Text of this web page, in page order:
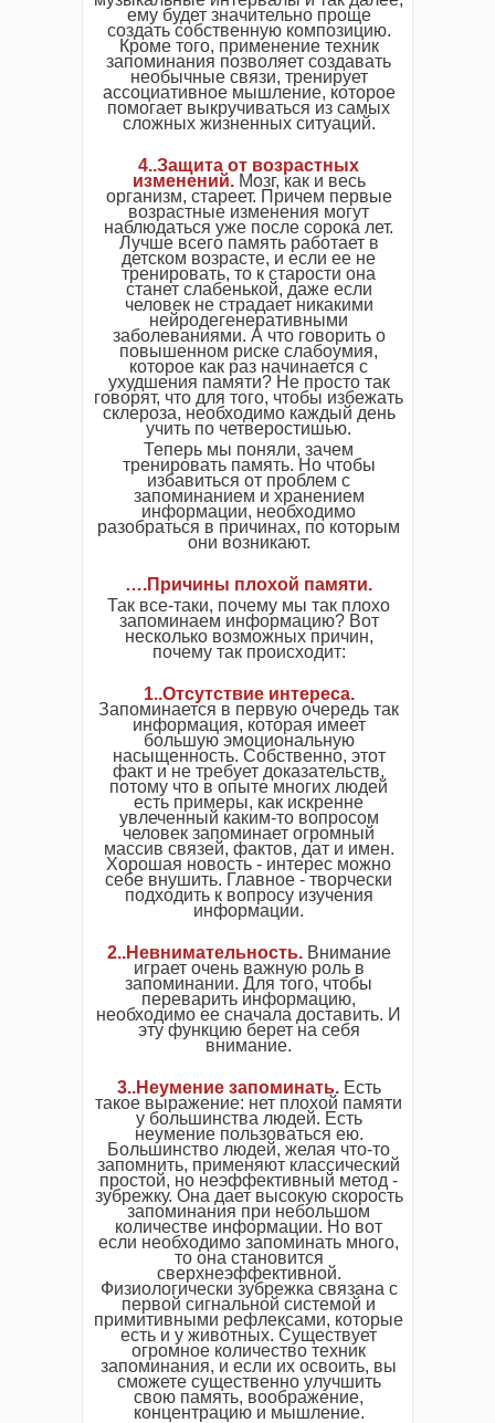
ему будет значительно проще
создать собственную композицию.
Кроме того, применение техник
запоминания позволяет создавать
необычные связи, тренирует
ассоциативное мышление, которое
помогает выкручиваться из самых
сложных жизненных ситуаций.
4..Защита от возрастных
изменений. Мозг, как и весь
организм, стареет. Причем первые
возрастные изменения могут
наблюдаться уже после сорока лет.
Лучше всего память работает в
детском возрасте, и если ее не
тренировать, то к старости она
станет слабенькой, даже если
человек не страдает никакими
нейродегенеративными
заболеваниями. А что говорить о
повышенном риске слабоумия,
которое как раз начинается с
ухудшения памяти? Не просто так
говорят, что для того, чтобы избежать
склероза, необходимо каждый день
учить по четверостишью.
Теперь мы поняли, зачем
тренировать память. Но чтобы
избавиться от проблем с
запоминанием и хранением
информации, необходимо
разобраться в причинах, по которым
они возникают.
….Причины плохой памяти.
Так все-таки, почему мы так плохо
запоминаем информацию? Вот
несколько возможных причин,
почему так происходит:
1..Отсутствие интереса.
Запоминается в первую очередь так
информация, которая имеет
большую эмоциональную
насыщенность. Собственно, этот
факт и не требует доказательств,
потому что в опыте многих людей
есть примеры, как искренне
увлеченный каким-то вопросом
человек запоминает огромный
массив связей, фактов, дат и имен.
Хорошая новость - интерес можно
себе внушить. Главное - творчески
подходить к вопросу изучения
информации.
2..Невнимательность. Внимание
играет очень важную роль в
запоминании. Для того, чтобы
переварить информацию,
необходимо ее сначала доставить. И
эту функцию берет на себя
внимание.
3..Неумение запоминать. Есть
такое выражение: нет плохой памяти
у большинства людей. Есть
неумение пользоваться ею.
Большинство людей, желая что-то
запомнить, применяют классический
простой, но неэффективный метод -
зубрежку. Она дает высокую скорость
запоминания при небольшом
количестве информации. Но вот
если необходимо запоминать много,
то она становится
сверхнеэффективной.
Физиологически зубрежка связана с
первой сигнальной системой и
примитивными рефлексами, которые
есть и у животных. Существует
огромное количество техник
запоминания, и если их освоить, вы
сможете существенно улучшить
свою память, воображение,
концентрацию и мышление.